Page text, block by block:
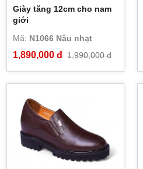
Giày tăng 12cm cho nam
giới
Mã: N1066 Nâu nhạt
1,890,000 đ 1,990,000 đ